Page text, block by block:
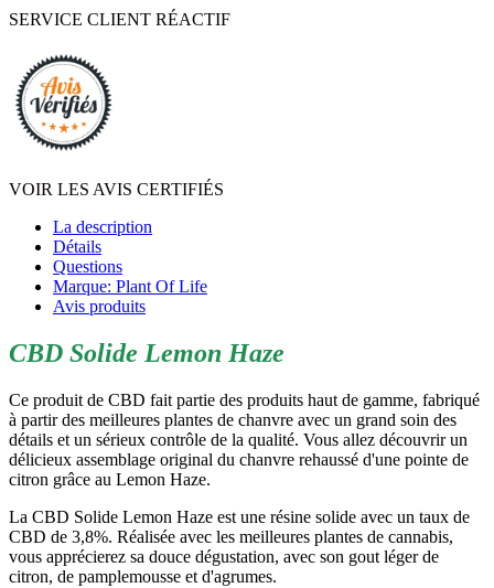
SERVICE CLIENT RÉACTIF
VOIR LES AVIS CERTIFIÉS
La description
Détails
Questions
Marque: Plant Of Life
Avis produits
CBD Solide Lemon Haze
Ce produit de CBD fait partie des produits haut de gamme, fabriqué
à partir des meilleures plantes de chanvre avec un grand soin des
détails et un sérieux contrôle de la qualité. Vous allez découvrir un
délicieux assemblage original du chanvre rehaussé d'une pointe de
citron grâce au Lemon Haze.
La CBD Solide Lemon Haze est une résine solide avec un taux de
CBD de 3,8%. Réalisée avec les meilleures plantes de cannabis,
vous apprécierez sa douce dégustation, avec son gout léger de
citron, de pamplemousse et d'agrumes.